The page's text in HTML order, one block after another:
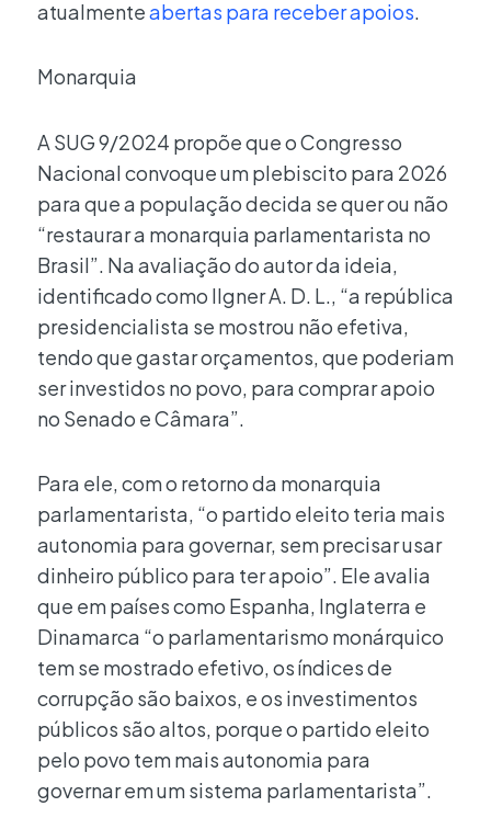
atualmenteabertas para receber apoios.
Monarquia
A SUG 9/2024 propõe que o Congresso
Nacional convoque um plebiscito para 2026
para que a população decida se quer ou não
“restaurar a monarquia parlamentarista no
Brasil”. Na avaliação do autor da ideia,
identificado como Ilgner A. D. L., “a república
presidencialista se mostrou não efetiva,
tendo que gastar orçamentos, que poderiam
ser investidos no povo, para comprar apoio
no Senado e Câmara”.
Para ele, com o retorno da monarquia
parlamentarista, “o partido eleito teria mais
autonomia para governar, sem precisar usar
dinheiro público para ter apoio”. Ele avalia
que em países como Espanha, Inglaterra e
Dinamarca “o parlamentarismo monárquico
tem se mostrado efetivo, os índices de
corrupção são baixos, e os investimentos
públicos são altos, porque o partido eleito
pelo povo tem mais autonomia para
governar em um sistema parlamentarista”.